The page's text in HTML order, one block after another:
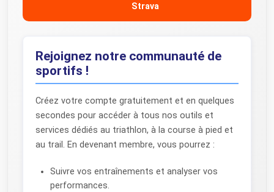
Strava
Rejoignez notre communauté de
sportifs !
Créez votre compte gratuitement et en quelques
secondes pour accéder à tous nos outils et
services dédiés au triathlon, à la course à pied et
au trail. En devenant membre, vous pourrez :
Suivre vos entraînements et analyser vos
performances.